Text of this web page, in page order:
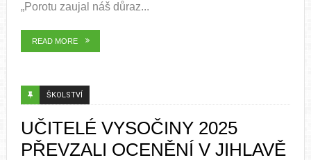
„Porotu zaujal náš důraz...
READ MORE
ŠKOLSTVÍ
UČITELÉ VYSOČINY 2025
PŘEVZALI OCENĚNÍ V JIHLAVĚ